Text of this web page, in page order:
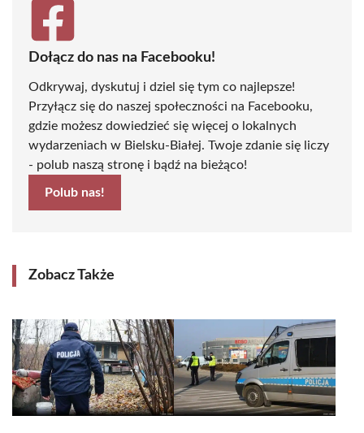
Dołącz do nas na Facebooku!
Odkrywaj, dyskutuj i dziel się tym co najlepsze!
Przyłącz się do naszej społeczności na Facebooku,
gdzie możesz dowiedzieć się więcej o lokalnych
wydarzeniach w Bielsku-Białej. Twoje zdanie się liczy
- polub naszą stronę i bądź na bieżąco!
Polub nas!
Zobacz Także